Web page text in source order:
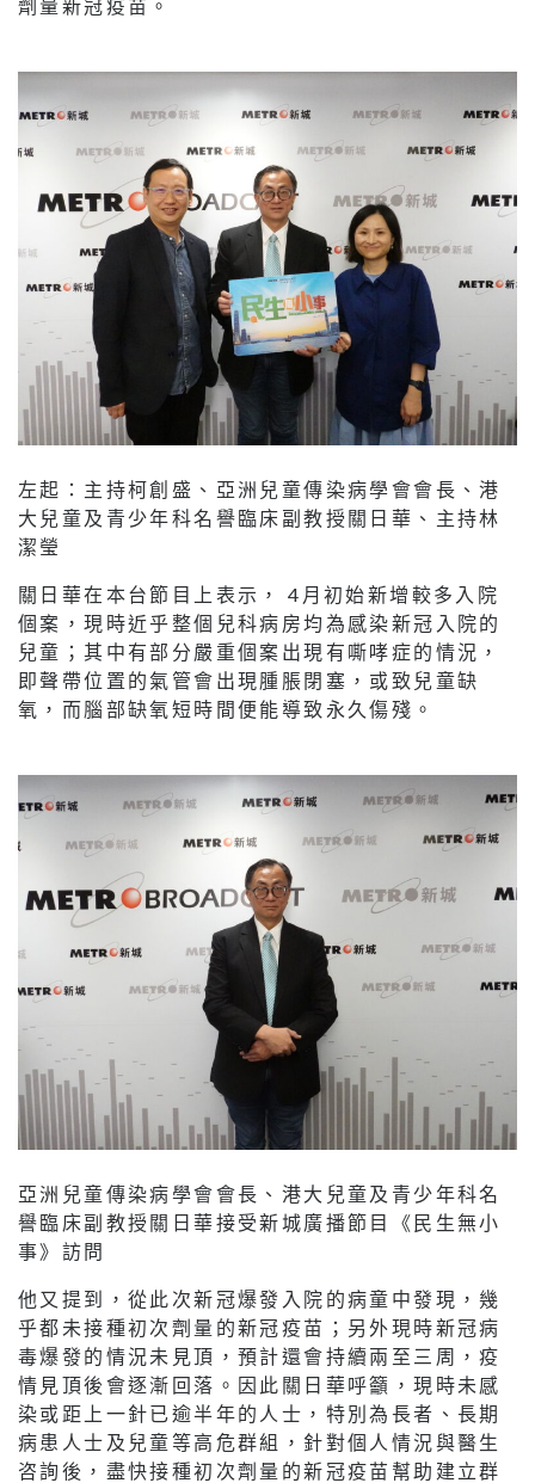
劑量新冠疫苗。
左起：主持柯創盛、亞洲兒童傳染病學會會長、港
大兒童及青少年科名譽臨床副教授關日華、主持林
潔瑩
關日華在本台節目上表示， 4月初始新增較多入院
個案，現時近乎整個兒科病房均為感染新冠入院的
兒童；其中有部分嚴重個案出現有嘶哮症的情況，
即聲帶位置的氣管會出現腫脹閉塞，或致兒童缺
氧，而腦部缺氧短時間便能導致永久傷殘。
亞洲兒童傳染病學會會長、港大兒童及青少年科名
譽臨床副教授關日華接受新城廣播節目《民生無小
事》訪問
他又提到，從此次新冠爆發入院的病童中發現，幾
乎都未接種初次劑量的新冠疫苗；另外現時新冠病
毒爆發的情況未見頂，預計還會持續兩至三周，疫
情見頂後會逐漸回落。因此關日華呼籲，現時未感
染或距上一針已逾半年的人士，特別為長者、長期
病患人士及兒童等高危群組，針對個人情況與醫生
咨詢後，盡快接種初次劑量的新冠疫苗幫助建立群